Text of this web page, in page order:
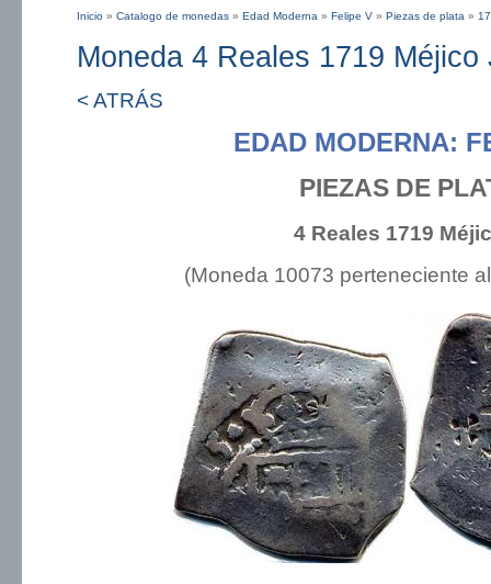
Inicio » Catalogo de monedas » Edad Moderna » Felipe V » Piezas de plata »
Moneda 4 Reales 1719 Méjico
< ATRÁS
EDAD MODERNA:
PIEZAS DE
4 Reales 1719
(Moneda 10073 perteneciente